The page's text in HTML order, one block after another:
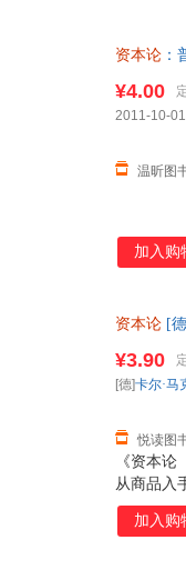
危机看似
在我们这
找到关于
资本论
¥4.00
温昕图
2011-10-01
加入购
资本论 [
《资本
从商品入
其次研究
削阶级
¥3.90
悦读图
[德]卡尔·马
加入购